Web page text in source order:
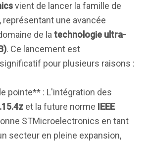
vient de lancer la famille de
, représentant une avancée
de la technologie ultra-
. Ce lancement est
pour plusieurs raisons :
pointe** : L'intégration des
et la future norme IEEE
STMicroelectronics en tant
secteur en pleine expansion,